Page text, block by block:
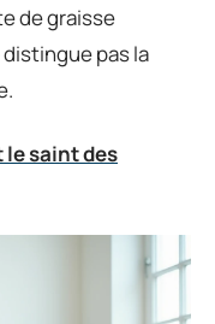
de graisse
pas la
le saint des